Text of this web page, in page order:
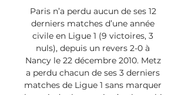
Paris n’a perdu aucun de ses 12
derniers matches d’une année
civile en Ligue 1 (9 victoires, 3
nuls), depuis un revers 2-0 à
Nancy le 22 décembre 2010. Metz
a perdu chacun de ses 3 derniers
matches de Ligue 1 sans marquer